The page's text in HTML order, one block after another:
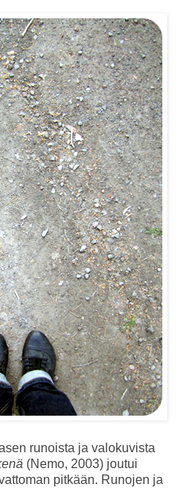
runoista ja valokuvista
(Nemo, 2003) joutui
pitkään. Runojen ja